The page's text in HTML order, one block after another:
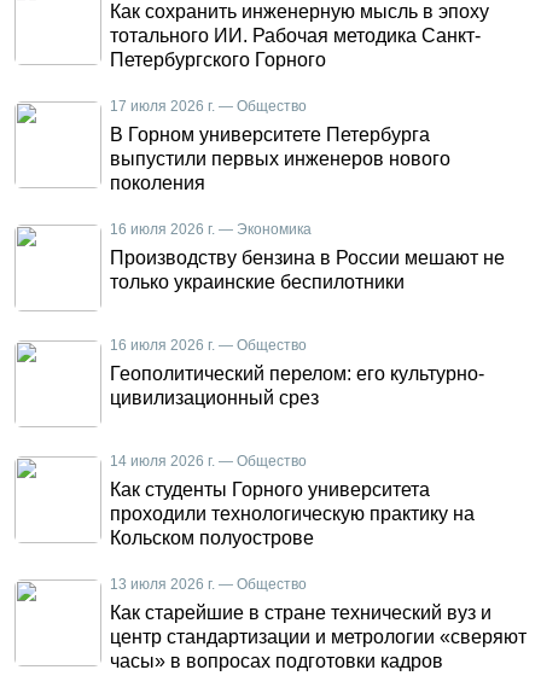
Как сохранить инженерную мысль в эпоху
тотального ИИ. Рабочая методика Санкт-
Петербургского Горного
17 июля 2026 г. — Общество
В Горном университете Петербурга
выпустили первых инженеров нового
поколения
16 июля 2026 г. — Экономика
Производству бензина в России мешают не
только украинские беспилотники
16 июля 2026 г. — Общество
Геополитический перелом: его культурно-
цивилизационный срез
14 июля 2026 г. — Общество
Как студенты Горного университета
проходили технологическую практику на
Кольском полуострове
13 июля 2026 г. — Общество
Как старейшие в стране технический вуз и
центр стандартизации и метрологии «сверяют
часы» в вопросах подготовки кадров